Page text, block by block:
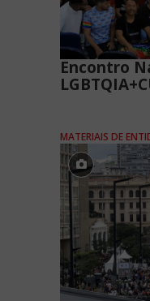
Encontro
MATERIAIS DE